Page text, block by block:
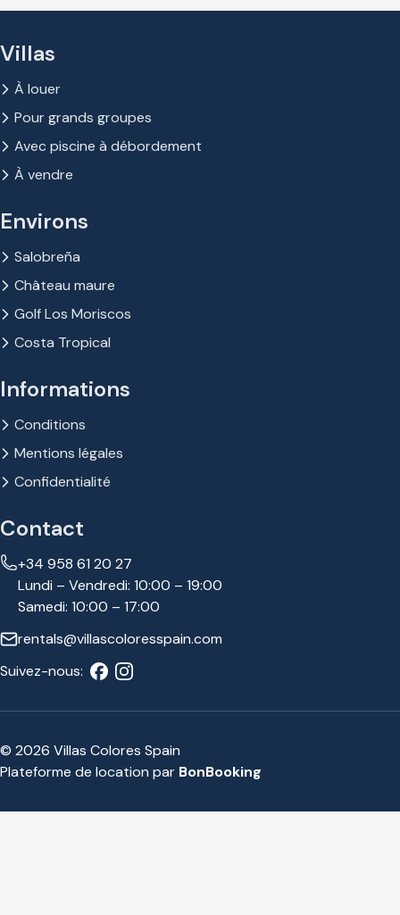
Villas
À louer
Pour grands groupes
Avec piscine à débordement
À vendre
Environs
Salobreña
Château maure
Golf Los Moriscos
Costa Tropical
Informations
Conditions
Mentions légales
Confidentialité
Contact
+34 958 61 20 27
Lundi – Vendredi: 10:00 – 19:00
Samedi: 10:00 – 17:00
rentals@villascoloresspain.com
Suivez-nous:
© 2026 Villas Colores Spain
Plateforme de location par BonBooking